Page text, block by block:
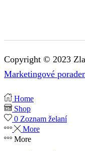
Copyright © 2023
Marketingové
Home
Shop
0 Zoznam želaní
More
More